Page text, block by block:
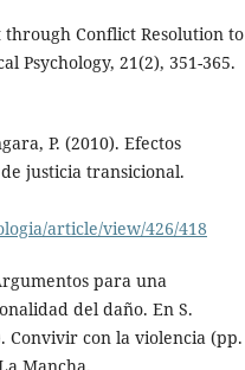
Conflict Resolution to
Psychology, 21(2), 351-365.
P. (2010). Efectos
justicia transicional.
article/view/426/418
para una
del daño. En S.
Convivir con la violencia (pp.